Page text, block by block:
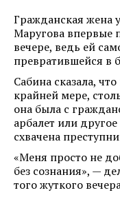
Гражданская жена
Маругова впервые
вечере, ведь ей
превратившейся в
Сабина сказала,
крайней мере,
она была с
арбалет или
схвачена
«Меня просто не
без сознания», —
того жуткого